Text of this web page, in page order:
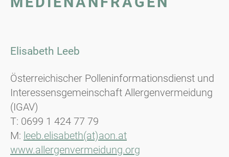
Elisabeth Leeb
Österreichischer Polleninformationsdienst und
Interessensgemeinschaft Allergenvermeidung
(IGAV)
T: 0699 1 424 77 79
M: leeb.elisabeth(at)aon.at
www.allergenvermeidung.org